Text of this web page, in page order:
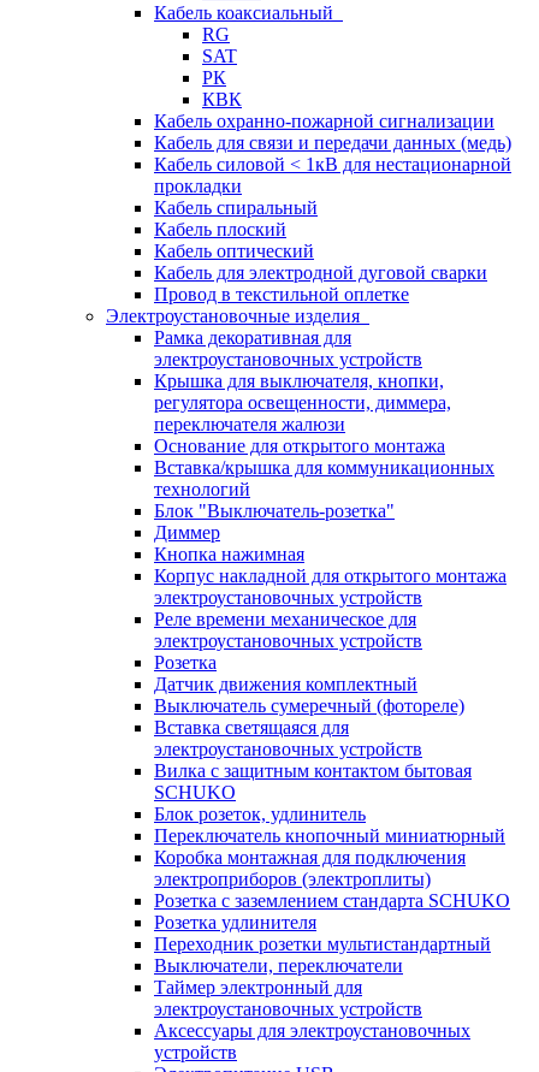
Кабель коаксиальный
RG
SAT
РК
КВК
Кабель охранно-пожарной сигнализации
Кабель для связи и передачи данных (медь)
Кабель силовой < 1кВ для нестационарной
прокладки
Кабель спиральный
Кабель плоский
Кабель оптический
Кабель для электродной дуговой сварки
Провод в текстильной оплетке
Электроустановочные изделия
Рамка декоративная для
электроустановочных устройств
Крышка для выключателя, кнопки,
регулятора освещенности, диммера,
переключателя жалюзи
Основание для открытого монтажа
Вставка/крышка для коммуникационных
технологий
Блок "Выключатель-розетка"
Диммер
Кнопка нажимная
Корпус накладной для открытого монтажа
электроустановочных устройств
Реле времени механическое для
электроустановочных устройств
Розетка
Датчик движения комплектный
Выключатель сумеречный (фотореле)
Вставка светящаяся для
электроустановочных устройств
Вилка с защитным контактом бытовая
SCHUKO
Блок розеток, удлинитель
Переключатель кнопочный миниатюрный
Коробка монтажная для подключения
электроприборов (электроплиты)
Розетка с заземлением стандарта SCHUKO
Розетка удлинителя
Переходник розетки мультистандартный
Выключатели, переключатели
Таймер электронный для
электроустановочных устройств
Аксессуары для электроустановочных
устройств